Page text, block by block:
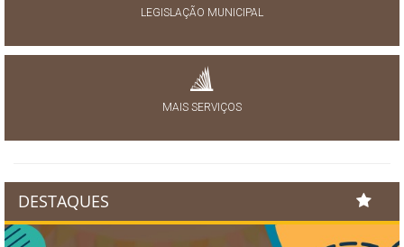
LEGISLAÇÃO MUNICIPAL
MAIS SERVIÇOS
DESTAQUES